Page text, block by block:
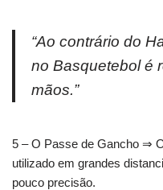
“Ao contrário do
no Basquetebol é
mãos.”
5 – O Passe de Gancho ⇒
utilizado em grandes
pouco precisão.